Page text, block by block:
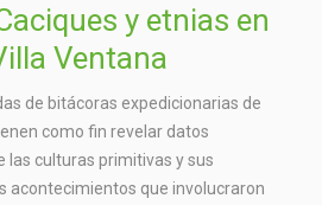
y etnias en
Ventana
de bitácoras expedicionarias de
como fin revelar datos
las culturas primitivas y sus
acontecimientos que involucraron